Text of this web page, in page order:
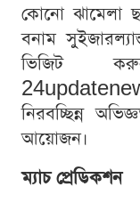
কোনো ঝামেলা
বনাম
ভিজিট
নিরবচ্ছিন্ন
আয়োজন।
ম্যাচ প্রেডিকশন